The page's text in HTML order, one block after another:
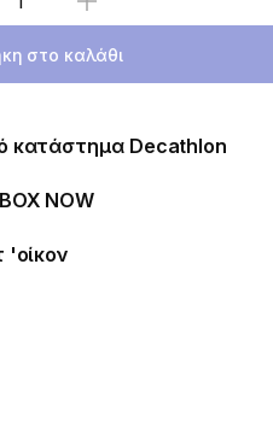
Επιλέξτε ποσότητα
στο καλάθι
κατάστημα Decathlon
ΝΟW